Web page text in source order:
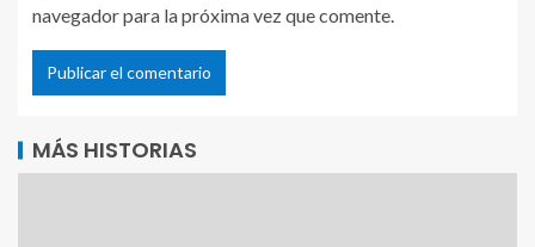
navegador para la próxima vez que comente.
MÁS HISTORIAS